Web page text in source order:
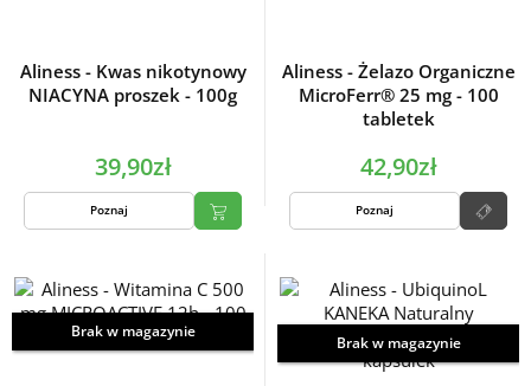
Aliness - Kwas nikotynowy
NIACYNA proszek - 100g
39,90zł
Poznaj
Aliness - Żelazo Organiczne
MicroFerr® 25 mg - 100
tabletek
42,90zł
Poznaj
Brak w magazynie
Brak w magazynie